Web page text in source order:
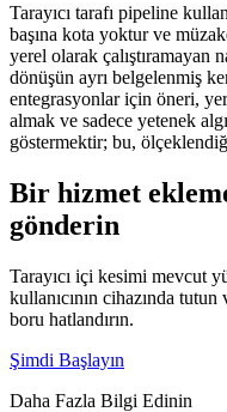
Tarayıcı tarafı pipeline
başına kota yoktur ve
yerel olarak çalıştıramayan
dönüşün ayrı belgelenmiş
entegrasyonlar için öneri,
almak ve sadece yetenek
göstermektir; bu,
Bir hizmet
gönderin
Tarayıcı içi kesimi mevcut
kullanıcının cihazında
boru hatlandırın.
Şimdi Başlayın
Daha Fazla Bilgi Edinin